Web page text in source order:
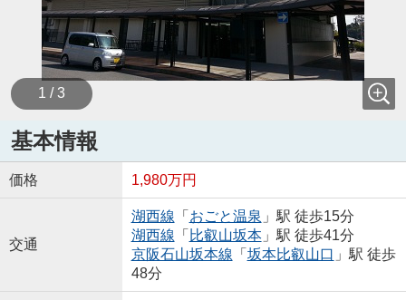
1 / 3
基本情報
価格 1,980万円
交通
湖西線 「 おごと温泉 」駅 徒歩15分
湖西線 「 比叡山坂本」駅 徒歩41分
京阪石山坂本線 「 坂本比叡山口 」駅 徒歩
48分